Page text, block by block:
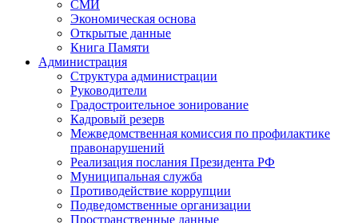
СМИ
Экономическая основа
Открытые данные
Книга Памяти
Администрация
Структура администрации
Руководители
Градостроительное зонирование
Кадровый резерв
Межведомственная комиссия по профилактике
правонарушений
Реализация послания Президента РФ
Муниципальная служба
Противодействие коррупции
Подведомственные организации
Пространственные данные